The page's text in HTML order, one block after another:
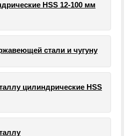
HSS 12-100 мм
стали и чугуну
цилиндрические HSS